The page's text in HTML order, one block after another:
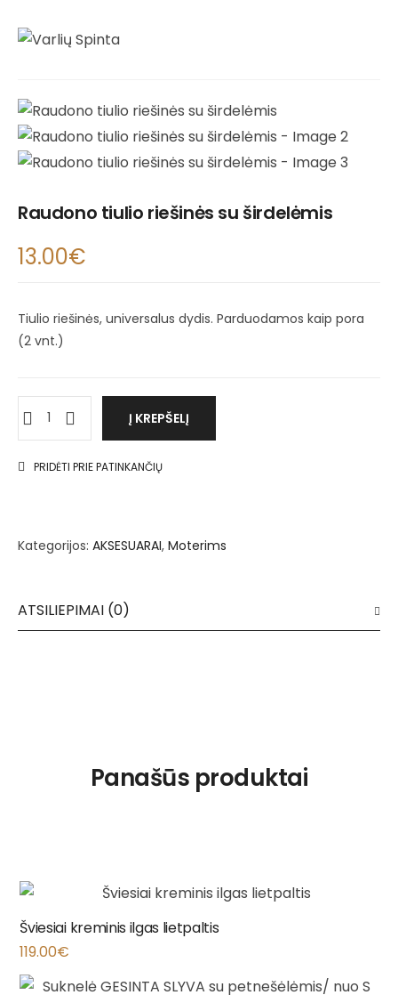
Raudono tiulio riešinės su širdelėmis
13.00€
Tiulio riešinės, universalus dydis. Parduodamos kaip pora
(2 vnt.)
Į KREPŠELĮ
PRIDĖTI PRIE PATINKANČIŲ
Kategorijos: AKSESUARAI, Moterims
ATSILIEPIMAI (0)
Panašūs produktai
Šviesiai kreminis ilgas lietpaltis
119.00€